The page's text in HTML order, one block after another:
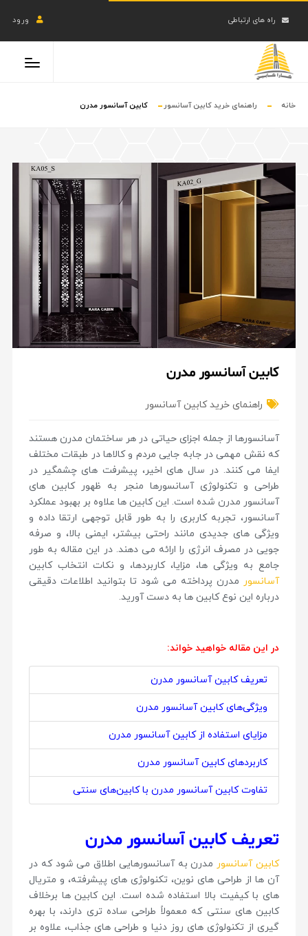
راه های ارتباطی ورود
خانه راهنمای خرید کابین آسانسور کابین آسانسور مدرن
کابین آسانسور مدرن
راهنمای خرید کابین آسانسور
آسانسورها از جمله اجزای حیاتی در هر ساختمان مدرن هستند
که نقش مهمی در جابه جایی مردم و کالاها در طبقات مختلف
ایفا می کنند. در سال های اخیر، پیشرفت های چشمگیر در
طراحی و تکنولوژی آسانسورها منجر به ظهور کابین های
آسانسور مدرن شده است. این کابین ها علاوه بر بهبود عملکرد
آسانسور، تجربه کاربری را به طور قابل توجهی ارتقا داده و
ویژگی های جدیدی مانند راحتی بیشتر، ایمنی بالا، و صرفه
جویی در مصرف انرژی را ارائه می دهند. در این مقاله به طور
جامع به ویژگی ها، مزایا، کاربردها، و نکات انتخاب کابین
آسانسور مدرن پرداخته می شود تا بتوانید اطلاعات دقیقی
درباره این نوع کابین ها به دست آورید.
در این مقاله خواهید خواند:
تعریف کابین آسانسور مدرن
ویژگی‌های کابین آسانسور مدرن
مزایای استفاده از کابین آسانسور مدرن
کاربردهای کابین آسانسور مدرن
تفاوت کابین آسانسور مدرن با کابین‌های سنتی
تعریف کابین آسانسور مدرن
کابین آسانسور مدرن به آسانسورهایی اطلاق می شود که در
آن ها از طراحی های نوین، تکنولوژی های پیشرفته، و متریال
های با کیفیت بالا استفاده شده است. این کابین ها برخلاف
کابین های سنتی که معمولاً طراحی ساده تری دارند، با بهره
گیری از تکنولوژی های روز دنیا و طراحی های جذاب، علاوه بر